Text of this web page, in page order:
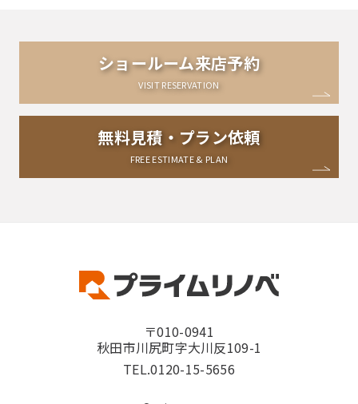
ショールーム来店予約
VISIT RESERVATION
無料見積・プラン依頼
FREE ESTIMATE & PLAN
〒010-0941
秋田市川尻町字大川反109-1
TEL.0120-15-5656